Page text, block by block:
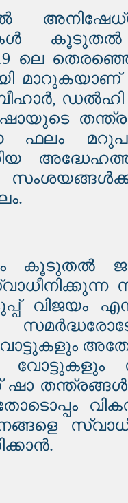
ലെ
കൂടുതൽ
വിജയം
തന്ത്രങ്ങൾ